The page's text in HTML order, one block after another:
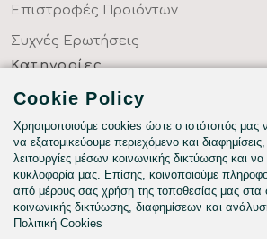
Επιστροφές Προϊόντων
Συχνές Ερωτήσεις
Κατηγορίες
ΣΕΝΤΟΝΙΑ ΣΤΑ ΜΕΤΡΑ ΣΑΣ
ΥΦΑΣΜΑΤΑ ΜΕ ΤΟ ΜΕΤΡΟ
ΥΠΝΟΔΩΜΑΤΙΟ
HOTEL & BNB
ΠΑΙΔΙΚΟ - ΕΦΗΒΙΚΟ
Cookie Policy
Χρησιμοποιούμε cookies ώστε ο ιστότοπός μας
να εξατομικεύουμε περιεχόμενο και
λειτουργίες μέσων κοινωνικής δικτύωσης και
κυκλοφορία μας. Επίσης, κοινοποιούμε
από μέρους σας χρήση της τοποθεσίας μας στα
κοινωνικής δικτύωσης, διαφημίσεων και
Πολιτική Cookies